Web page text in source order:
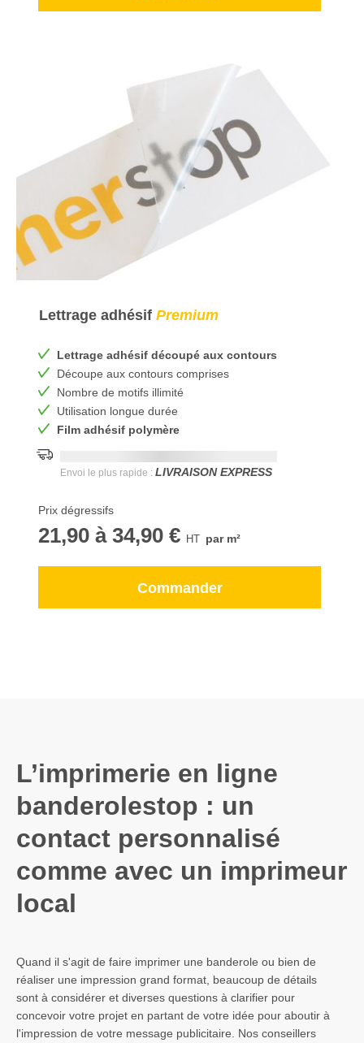
Lettrage adhésif Premium
Lettrage adhésif découpé aux contours
Découpe aux contours comprises
Nombre de motifs illimité
Utilisation longue durée
Film adhésif polymère
Envoi le plus rapide : LIVRAISON EXPRESS
Prix dégressifs
21,90 à 34,90 € par m²
Commander
L’imprimerie en ligne
banderolestop : un
contact personnalisé
comme avec un imprimeur
local
Quand il s'agit de faire imprimer une banderole ou bien de
réaliser une impression grand format, beaucoup de détails
sont à considérer et diverses questions à clarifier pour
concevoir votre projet en partant de votre idée pour aboutir à
l'impression de votre message publicitaire. Nos conseillers